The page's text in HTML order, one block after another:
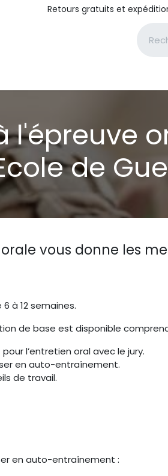
Retours gratuits et
l'épreuve
de
vous donne les
à 12 semaines.
de base est disponible
pour l’entretien oral avec le jury.
en auto-entraînement.
de travail.
en auto-entraînement :